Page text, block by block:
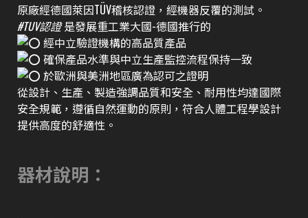
原廠經德國萊因TÜV稽核認證，經機器反覆的測試。
#TUV認證是發展重工業大國-德國推行的
經中立驗證機構的高品質產品
確保產品水準與中立生產監控流程保持一致
於歐洲與美洲地區廣為認可之證明
從設計、生產、製造強調品質和安全、耐用性均達國際
安全規範，遵循自然運動的原則，符合人體工程學設計
提供高度的舒適性。
器材說明：